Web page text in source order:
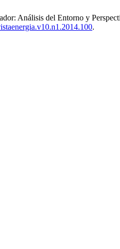
Análisis del Entorno y
.